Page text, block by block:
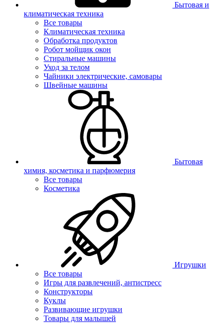
Бытовая и
климатическая техника
Все товары
Климатическая техника
Обработка продуктов
Робот мойщик окон
Стиральные машины
Уход за телом
Чайники электрические, самовары
Швейные машины
Бытовая
химия, косметика и парфюмерия
Все товары
Косметика
Игрушки
Все товары
Игры для развлечений, антистресс
Конструкторы
Куклы
Развивающие игрушки
Товары для малышей